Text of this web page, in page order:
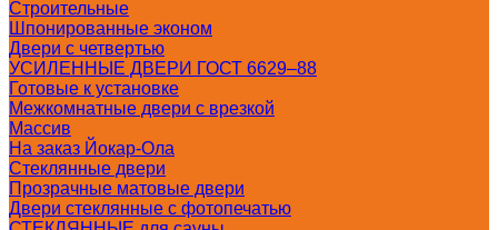
Строительные
Шпонированные эконом
Двери с четвертью
УСИЛЕННЫЕ ДВЕРИ ГОСТ 6629–88
Готовые к установке
Межкомнатные двери с врезкой
Массив
На заказ Йокар-Ола
Стеклянные двери
Прозрачные матовые двери
Двери стеклянные с фотопечатью